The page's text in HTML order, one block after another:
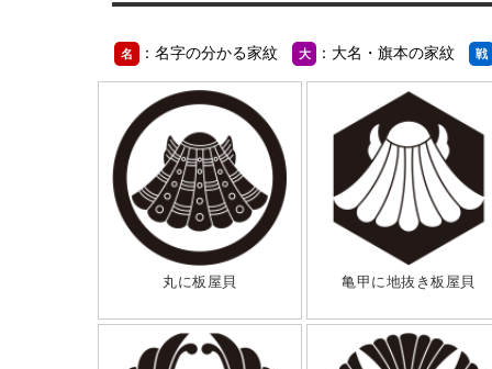
名 ：名字の分かる家紋 大 ：大名・旗本の家紋 戦
丸に板屋貝 亀甲に地抜き板屋貝